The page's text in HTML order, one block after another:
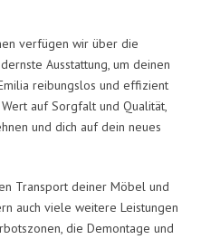
verfügen wir über die
Ausstattung, um deinen
reibungslos und effizient
auf Sorgfalt und Qualität,
und dich auf dein neues
Transport deiner Möbel und
auch viele weitere Leistungen
die Demontage und